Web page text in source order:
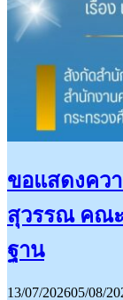
ขอแสดงคว
สุวรรณ คณ
ฐาน
13/07/202605/08/